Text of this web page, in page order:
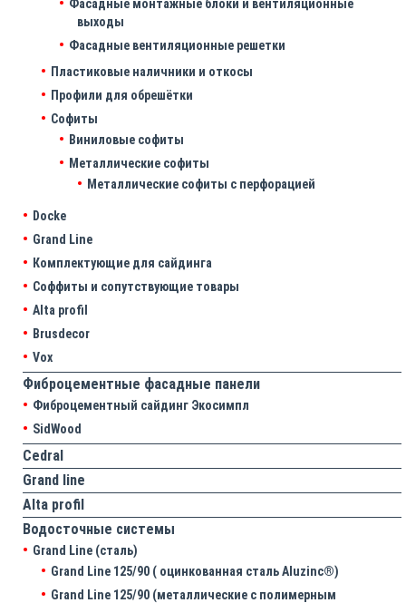
Фасадные монтажные блоки и вентиляционные
выходы
Фасадные вентиляционные решетки
Пластиковые наличники и откосы
Профили для обрешётки
Софиты
Виниловые софиты
Металлические софиты
Металлические софиты с перфорацией
Docke
Grand Line
Комплектующие для сайдинга
Соффиты и сопутствующие товары
Alta profil
Brusdecor
Vox
Фиброцементные фасадные панели
Фиброцементный сайдинг Экосимпл
SidWood
Cedral
Grand line
Аlta profil
Водосточные системы
Grand Line (сталь)
Grand Line 125/90 ( оцинкованная сталь Aluzinc®)
Grand Line 125/90 (металлические с полимерным